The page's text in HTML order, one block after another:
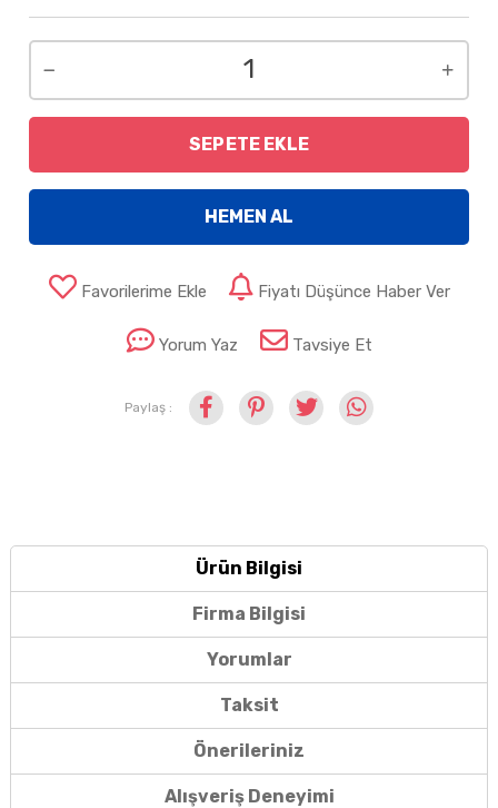
SEPETE EKLE
HEMEN AL
Favorilerime Ekle Fiyatı Düşünce Haber Ver
Yorum Yaz Tavsiye Et
Paylaş :
Ürün Bilgisi
Firma Bilgisi
Yorumlar
Taksit
Önerileriniz
Alışveriş Deneyimi